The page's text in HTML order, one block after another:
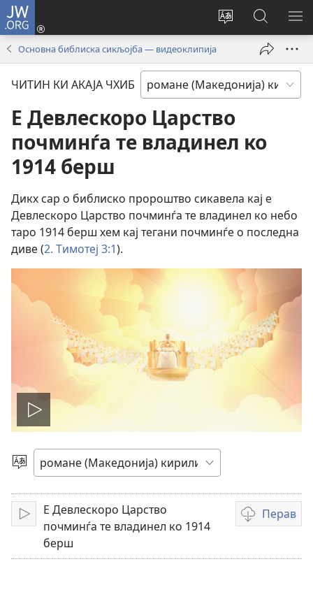
JW.ORG
Change
language
Логирин
(opens
new
window)
Роде
ки
JW.ORG
Основна библиска сикљојба — видеоклипија
ЧИТИН КИ АКАЈА ЧХИБ
Е Девлескоро Царство
почминѓа те владинел ко
1914 берш
Дикх сар о библиско пророштво сикавела кај е
Девлескоро Царство почминѓа те владинел ко небо
таро 1914 берш хем кај тегани почминѓе о последна
диве (2. Тимотеј 3:1).
Мукх
о
видео
Бирин
чхиб
Мукх
Е Девлескоро Царство
почминѓа те владинел ко 1914
берш
Перав
Опцие
перавибе